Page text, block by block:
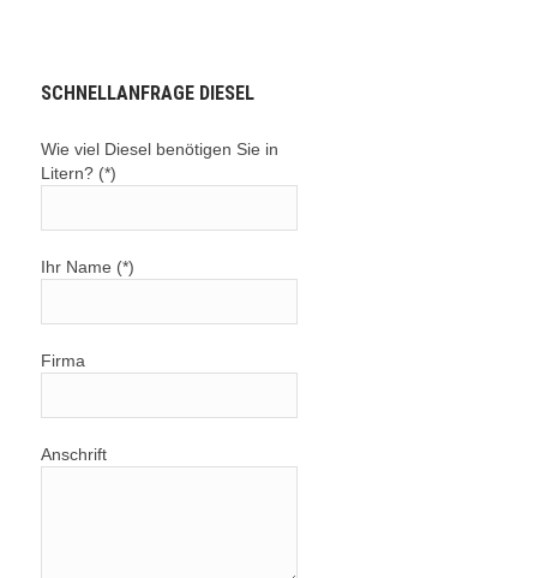
SCHNELLANFRAGE DIESEL
Wie viel Diesel benötigen Sie in
Litern? (*)
Ihr Name (*)
Firma
Anschrift